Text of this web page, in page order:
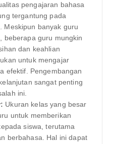
pengajaran bahasa
tergantung pada
Meskipun banyak guru
beberapa guru mungkin
dan keahlian
untuk mengajar
efektif. Pengembangan
sangat penting
ini.
Ukuran kelas yang besar
untuk memberikan
siswa, terutama
berbahasa. Hal ini dapat